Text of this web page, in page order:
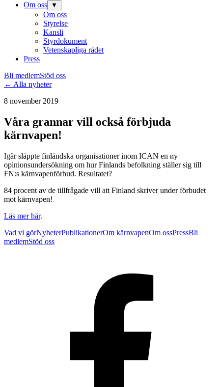
Om oss
▼
Om oss
Styrelse
Kansli
Styrdokument
Vetenskapliga rådet
Press
Bli medlemStöd oss
← Alla nyheter
8 november 2019
Våra grannar vill också förbjuda
kärnvapen!
Igår släppte finländska organisationer inom ICAN en ny
opinionsundersökning om hur Finlands befolkning ställer sig till
FN:s kärnvapenförbud. Resultatet?
84 procent av de tillfrågade vill att Finland skriver under förbudet
mot kärnvapen!
Läs mer här.
Vad vi görNyheterPublikationerOm kärnvapenOm ossPressBli
medlemStöd oss